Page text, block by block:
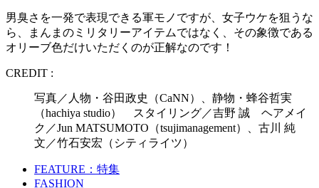
男臭さを一発で表現できる軍モノですが、女子ウケを狙うな
ら、まんまのミリタリーアイテムではなく、その象徴である
オリーブ色だけいただくのが正解なのです！
CREDIT :
写真／人物・谷田政史（CaNN）、静物・蜂谷哲実
（hachiya studio） スタイリング／吉野 誠 ヘアメイ
ク／Jun MATSUMOTO（tsujimanagement）、古川 純
文／竹石安宏（シティライツ）
FEATURE：特集
FASHION